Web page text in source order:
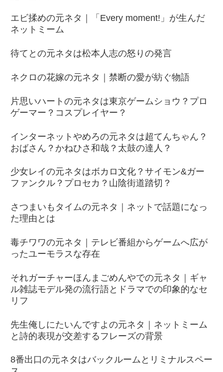
エビ揉めの元ネタ｜「Every moment!」が生んだ
ネットミーム
待てとの元ネタは松本人志の怒りの発言
ネクロの花嫁の元ネタ｜禁断の愛が紡ぐ物語
片思いハートの元ネタは東京ゲームショウ？プロ
ゲーマー？コスプレイヤー？
インターネットやめろの元ネタは超てんちゃん？
おばさん？かねひさ和哉？太鼓の達人？
少女レイの元ネタはボカロ文化？サイモン&ガー
ファンクル？プロセカ？山陰街道踏切？
さつまいもタイムの元ネタ｜ネットで話題になっ
た理由とは
毒チワワの元ネタ｜テレビ番組からゲームへ広が
ったユーモラスな存在
それガーチャーほんまごめんやでの元ネタ｜ギャ
ル雑誌モデル発の流行語とドラマでの印象的なセ
リフ
先生俺しにたいんですよの元ネタ｜ネットミーム
と詩的表現が交差するフレーズの背景
8番出口の元ネタはバックルームとリミナルスペー